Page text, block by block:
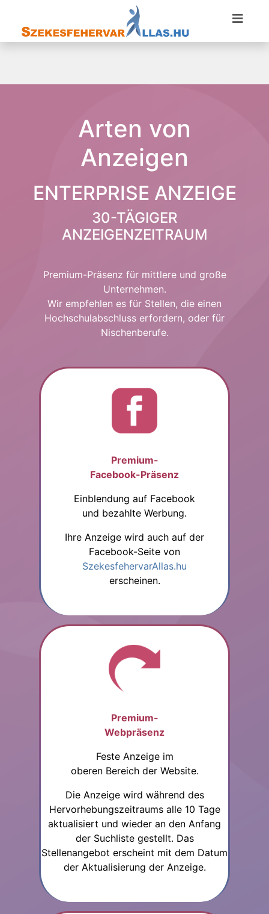
Arten von
Anzeigen
ENTERPRISE ANZEIGE
30-TÄGIGER
ANZEIGENZEITRAUM
Premium-Präsenz für mittlere und große
Unternehmen.
Wir empfehlen es für Stellen, die einen
Hochschulabschluss erfordern, oder für
Nischenberufe.
Premium-
Facebook-Präsenz
Einblendung auf Facebook
und bezahlte Werbung.
Ihre Anzeige wird auch auf der
Facebook-Seite von
SzekesfehervarAllas.hu
erscheinen.
Premium-
Webpräsenz
Feste Anzeige im
oberen Bereich der Website.
Die Anzeige wird während des
Hervorhebungszeitraums alle 10 Tage
aktualisiert und wieder an den Anfang
der Suchliste gestellt. Das
Stellenangebot erscheint mit dem Datum
der Aktualisierung der Anzeige.